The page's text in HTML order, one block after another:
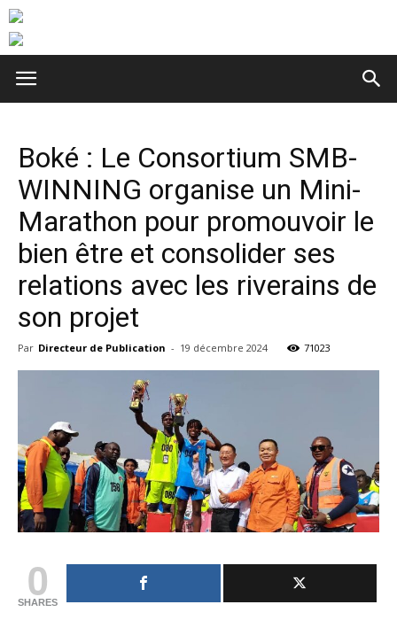
Boké : Le Consortium SMB-
WINNING organise un Mini-
Marathon pour promouvoir le
bien être et consolider ses
relations avec les riverains de
son projet
Par Directeur de Publication - 19 décembre 2024 71023
0
SHARES